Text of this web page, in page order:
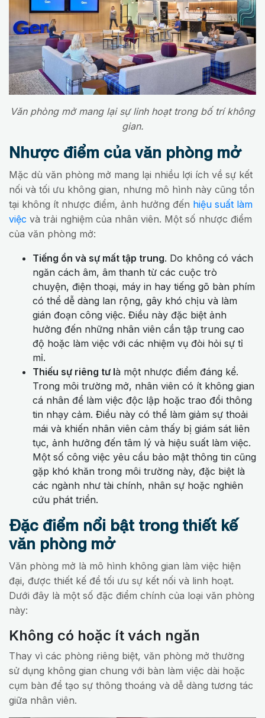
Văn phòng mở mang lại sự linh hoạt trong bố trí không
gian.
Nhược điểm của văn phòng mở
Mặc dù văn phòng mở mang lại nhiều lợi ích về sự kết
nối và tối ưu không gian, nhưng mô hình này cũng tồn
tại không ít nhược điểm, ảnh hưởng đến hiệu suất làm
việc và trải nghiệm của nhân viên. Một số nhược điểm
của văn phòng mở:
Tiếng ồn và sự mất tập trung. Do không có vách
ngăn cách âm, âm thanh từ các cuộc trò
chuyện, điện thoại, máy in hay tiếng gõ bàn phím
có thể dễ dàng lan rộng, gây khó chịu và làm
gián đoạn công việc. Điều này đặc biệt ảnh
hưởng đến những nhân viên cần tập trung cao
độ hoặc làm việc với các nhiệm vụ đòi hỏi sự tỉ
mỉ.
Thiếu sự riêng tư là một nhược điểm đáng kể.
Trong môi trường mở, nhân viên có ít không gian
cá nhân để làm việc độc lập hoặc trao đổi thông
tin nhạy cảm. Điều này có thể làm giảm sự thoải
mái và khiến nhân viên cảm thấy bị giám sát liên
tục, ảnh hưởng đến tâm lý và hiệu suất làm việc.
Một số công việc yêu cầu bảo mật thông tin cũng
gặp khó khăn trong môi trường này, đặc biệt là
các ngành như tài chính, nhân sự hoặc nghiên
cứu phát triển.
Đặc điểm nổi bật trong thiết kế
văn phòng mở
Văn phòng mở là mô hình không gian làm việc hiện
đại, được thiết kế để tối ưu sự kết nối và linh hoạt.
Dưới đây là một số đặc điểm chính của loại văn phòng
này:
Không có hoặc ít vách ngăn
Thay vì các phòng riêng biệt, văn phòng mở thường
sử dụng không gian chung với bàn làm việc dài hoặc
cụm bàn để tạo sự thông thoáng và dễ dàng tương tác
giữa nhân viên.